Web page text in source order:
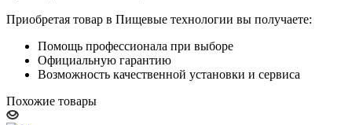
Приобретая товар в Пищевые технологии вы получаете:
Помощь профессионала при выборе
Официальную гарантию
Возможность качественной установки и сервиса
Похожие товары